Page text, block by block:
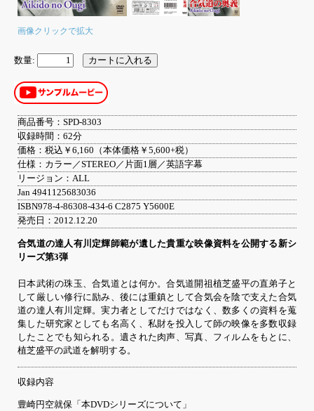
画像クリックで拡大
数量:
商品番号：SPD-8303
収録時間：62分
価格：税込￥6,160（本体価格￥5,600+税）
仕様：カラー／STEREO／片面1層／英語字幕
リージョン：ALL
Jan 4941125683036
ISBN978-4-86308-434-6 C2875 Y5600E
発売日：2012.12.20
合気道の達人有川定輝師範が遺した貴重な映像資料を公開する新シ
リーズ第3弾
日本武術の珠玉、合気道とは何か。合気道開祖植芝盛平の直弟子と
して厳しい修行に励み、後には重鎮として合気会を陰で支えた合気
道の達人有川定輝。実力者としてだけではなく、数多くの資料を蒐
集した研究家としても名高く、私財を投入して師の映像を多数収録
したことでも知られる。遺された肉声、写真、フィルムをもとに、
植芝盛平の武道を解明する。
収録内容
豊崎円空就保「本DVDシリーズについて」